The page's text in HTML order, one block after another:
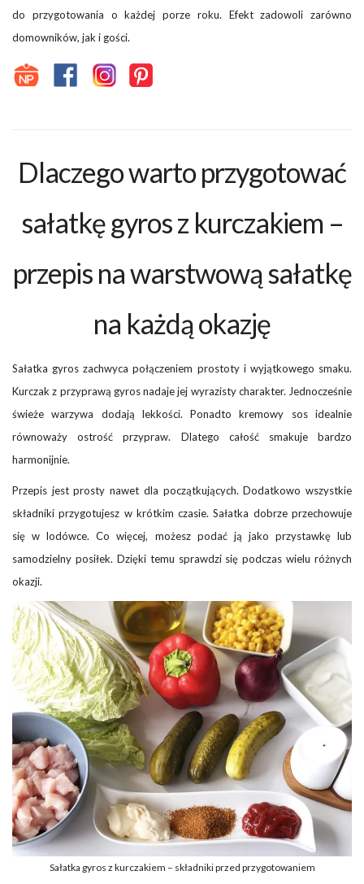
do przygotowania o każdej porze roku. Efekt zadowoli zarówno
domowników, jak i gości.
Dlaczego warto przygotować
sałatkę gyros z kurczakiem –
przepis na warstwową sałatkę
na każdą okazję
Sałatka gyros zachwyca połączeniem prostoty i wyjątkowego smaku.
Kurczak z przyprawą gyros nadaje jej wyrazisty charakter. Jednocześnie
świeże warzywa dodają lekkości. Ponadto kremowy sos idealnie
równoważy ostrość przypraw. Dlatego całość smakuje bardzo
harmonijnie.
Przepis jest prosty nawet dla początkujących. Dodatkowo wszystkie
składniki przygotujesz w krótkim czasie. Sałatka dobrze przechowuje
się w lodówce. Co więcej, możesz podać ją jako przystawkę lub
samodzielny posiłek. Dzięki temu sprawdzi się podczas wielu różnych
okazji.
Sałatka gyros z kurczakiem – składniki przed przygotowaniem